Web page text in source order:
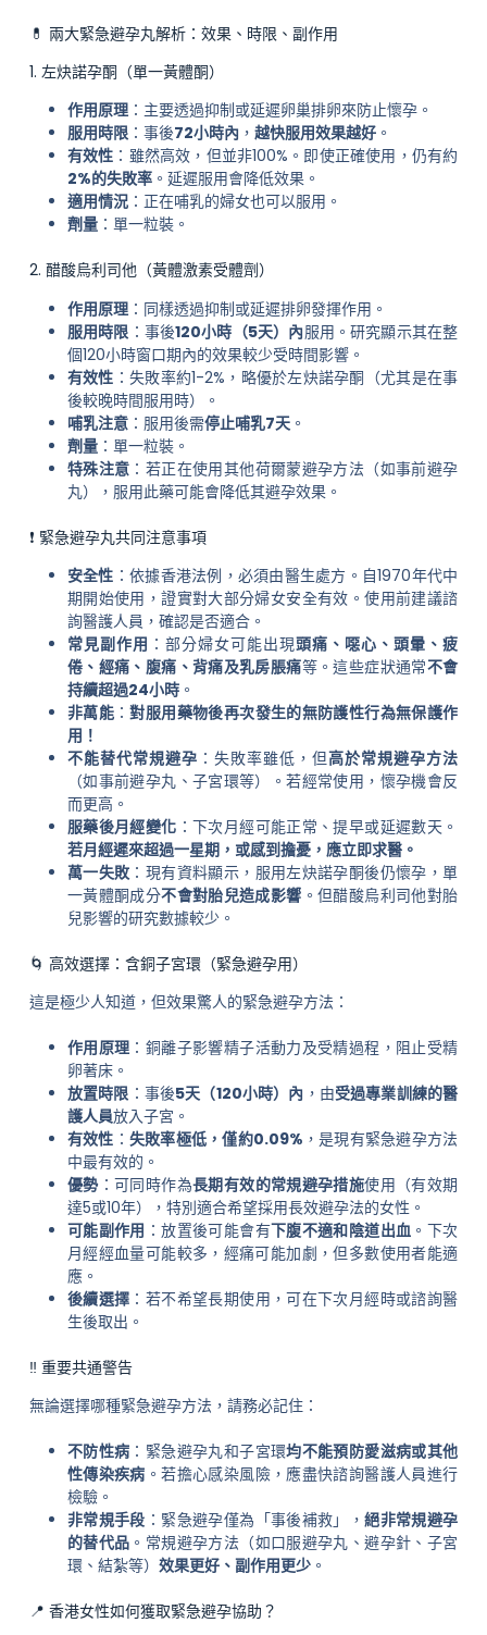
💊 兩大緊急避孕丸解析：效果、時限、副作用
1. 左炔諾孕酮（單一黃體酮）
作用原理：主要透過抑制或延遲卵巢排卵來防止懷孕。
服用時限：事後72小時內 ， 越快服用效果越好。
有效性 ：雖然高效，但並非100%。即使正確使用，仍有約
2%的失敗率。延遲服用會降低效果。
適用情況：正在哺乳的婦女也可以服用。
劑量：單一粒裝。
2. 醋酸烏利司他（黃體激素受體劑）
作用原理：同樣透過抑制或延遲排卵發揮作用。
服用時限 ：事後120小時（5天）內服用。研究顯示其在整
個120小時窗口期內的效果較少受時間影響。
有效性 ：失敗率約1-2%，略優於左炔諾孕酮（尤其是在事
後較晚時間服用時）。
哺乳注意：服用後需停止哺乳7天。
劑量：單一粒裝。
特殊注意 ：若正在使用其他荷爾蒙避孕方法（如事前避孕
丸），服用此藥可能會降低其避孕效果。
❗ 緊急避孕丸共同注意事項
安全性 ：依據香港法例，必須由醫生處方。自1970年代中
期開始使用，證實對大部分婦女安全有效。使用前建議諮
詢醫護人員，確認是否適合。
常見副作用 ：部分婦女可能出現頭痛、噁心、頭暈、疲
倦、經痛、腹痛、背痛及乳房脹痛等。這些症狀通常不會
持續超過24小時。
非萬能 ：對服用藥物後再次發生的無防護性行為無保護作
用！
不能替代常規避孕 ：失敗率雖低，但高於常規避孕方法
（如事前避孕丸、子宮環等）。若經常使用，懷孕機會反
而更高。
服藥後月經變化 ：下次月經可能正常、提早或延遲數天。
若月經遲來超過一星期，或感到擔憂，應立即求醫。
萬一失敗 ：現有資料顯示，服用左炔諾孕酮後仍懷孕，單
一黃體酮成分不會對胎兒造成影響 。但醋酸烏利司他對胎
兒影響的研究數據較少。
🌀 高效選擇：含銅子宮環（緊急避孕用）
這是極少人知道，但效果驚人的緊急避孕方法：
作用原理 ：銅離子影響精子活動力及受精過程，阻止受精
卵著床。
放置時限 ：事後5天（120小時）內 ，由受過專業訓練的醫
護人員放入子宮。
有效性 ： 失敗率極低，僅約0.09% ，是現有緊急避孕方法
中最有效的。
優勢：可同時作為長期有效的常規避孕措施使用（有效期
達5或10年），特別適合希望採用長效避孕法的女性。
可能副作用 ：放置後可能會有下腹不適和陰道出血 。下次
月經經血量可能較多，經痛可能加劇，但多數使用者能適
應。
後續選擇 ：若不希望長期使用，可在下次月經時或諮詢醫
生後取出。
‼️ 重要共通警告
無論選擇哪種緊急避孕方法，請務必記住：
不防性病 ：緊急避孕丸和子宮環均不能預防愛滋病或其他
性傳染疾病 。若擔心感染風險，應盡快諮詢醫護人員進行
檢驗。
非常規手段 ：緊急避孕僅為「事後補救」，絕非常規避孕
的替代品 。常規避孕方法（如口服避孕丸、避孕針、子宮
環、結紮等） 效果更好、副作用更少。
📍 香港女性如何獲取緊急避孕協助？